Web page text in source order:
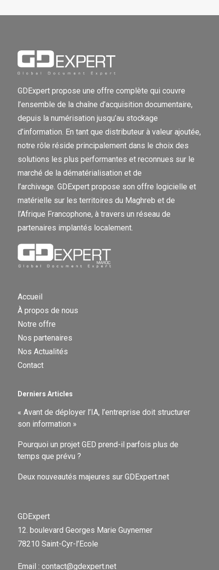
GDExpert propose une offre complète qui couvre
l’ensemble de la chaîne d’acquisition documentaire,
depuis la numérisation jusqu’au stockage
d’information. En tant que distributeur à valeur ajoutée,
notre rôle réside principalement dans le choix des
solutions les plus performantes et reconnues sur le
marché de la dématérialisation et de
l’archivage. GDExpert propose son offre logicielle et
matérielle sur les territoires du Maghreb et de
l’Afrique Francophone, à travers un réseau de
partenaires implantés localement.
Accueil
À propos de nous
Notre offre
Nos partenaires
Nos Actualités
Contact
Derniers Articles
« Avant de déployer l’IA, l’entreprise doit structurer
son information »
Pourquoi un projet GED prend-il parfois plus de
temps que prévu ?
Deux nouveautés majeures sur GDExpert.net
GDExpert
12. boulevard Georges Marie Guynemer
78210 Saint-Cyr-l’Ecole
Email : contact@gdexpert.net